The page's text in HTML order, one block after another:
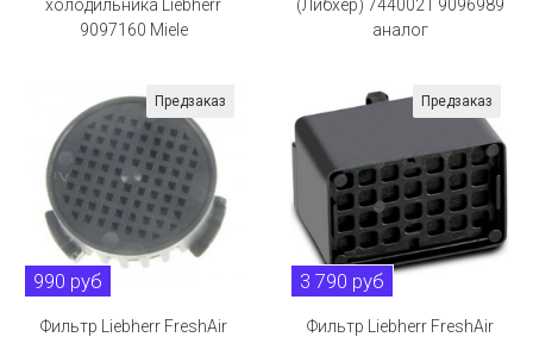
холодильника Liebherr
9097160 Miele
(Либхер) 7440021 9096989
аналог
Предзаказ
990 руб
Фильтр Liebherr FreshAir
Предзаказ
3 790 руб
Фильтр Liebherr FreshAir